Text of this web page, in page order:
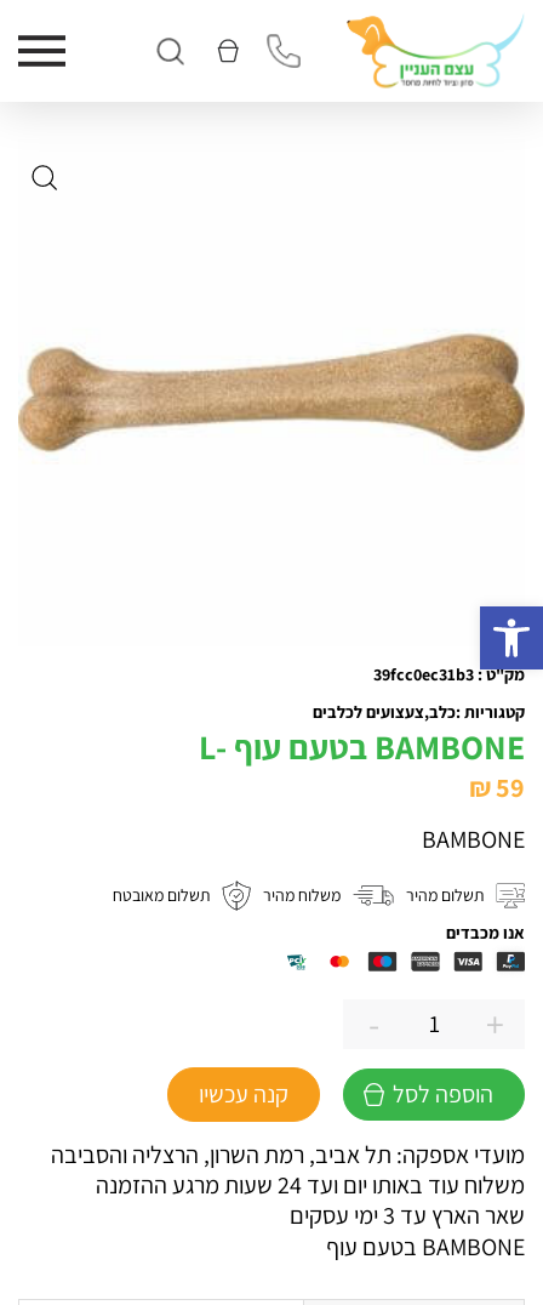
מק"ט : 39fcc0ec31b3
קטגוריות :כלב צעצועים לכלבים
BAMBONE בטעם עוף -L
₪59
BAMBONE
תשלום מהיר משלוח מהיר
תשלום מאובטח
אנו מכבדים
+כמות
של
BAMBONE
עוף
-
L
-
הוספה לסל
קנה עכשיו
מועדי אספקה: תל אביב, רמת השרון, הרצליה והסביבה
משלוח עוד באותו יום ועד 24 שעות מרגע ההזמנה
שאר הארץ עד 3 ימי עסקים
BAMBONE בטעם עוף
פתח סרגל נגישות